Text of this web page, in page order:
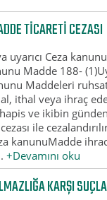
TICARETI CEZASI
uyarıcı Ceza
Madde 188-
Maddeleri
ithal veya ihraç
ve ikibin
ile
kanunuMadde
+Devamını oku
KARŞI